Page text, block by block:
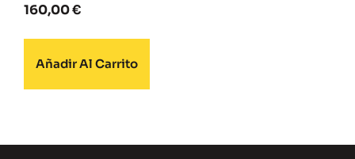
160,00€
Añadir Al Carrito